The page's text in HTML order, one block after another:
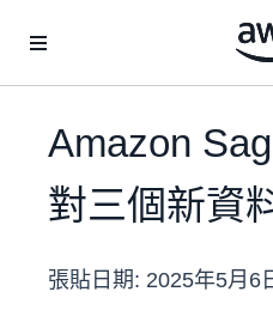
Amazon
對三個新資
張貼日期: 2025年5月6